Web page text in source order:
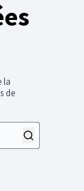
la
de